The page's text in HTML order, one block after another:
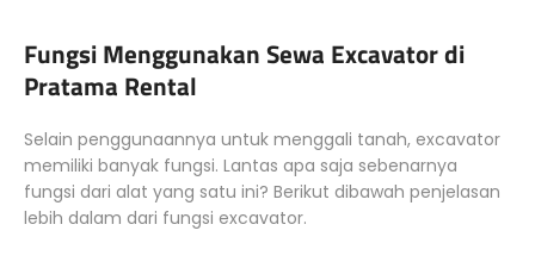
Fungsi Menggunakan Sewa Excavator di
Pratama Rental
Selain penggunaannya untuk menggali tanah, excavator
memiliki banyak fungsi. Lantas apa saja sebenarnya
fungsi dari alat yang satu ini? Berikut dibawah penjelasan
lebih dalam dari fungsi excavator.